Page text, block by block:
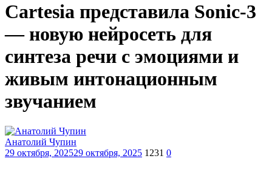
Cartesia представила Sonic-3
— новую нейросеть для
синтеза речи с эмоциями и
живым интонационным
звучанием
Анатолий Чупин
29 октября, 202529 октября, 2025 1231 0